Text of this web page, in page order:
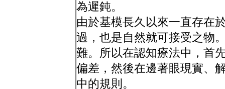
為遲鈍。
由於基模長久以來一直存在
過，也是自然就可接受之物
難。所以在認知療法中，首
偏差，然後在邊著眼現實、
中的規則。